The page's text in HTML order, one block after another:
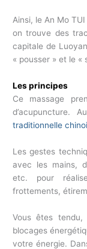
Ainsi, le An Mo
on trouve des
capitale de
« pousser » et le «
Les principes
Ce massage
d’acupuncture.
traditionnelle
Les gestes
avec les mains,
etc. pour
frottements,
Vous êtes tendu,
blocages
votre énergie.